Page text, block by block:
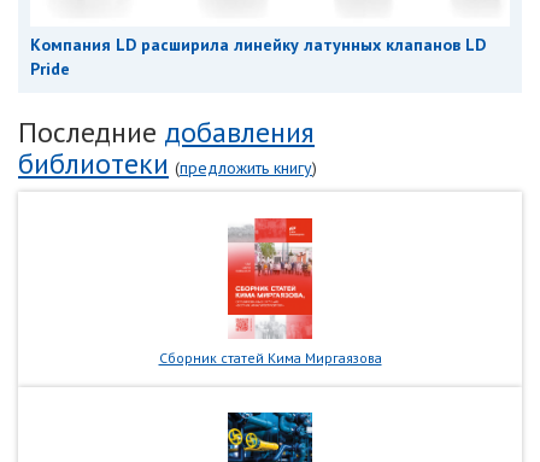
Компания LD расширила линейку латунных клапанов LD
Pride
Последние добавления
библиотеки (предложить книгу)
Сборник статей Кима Миргаязова